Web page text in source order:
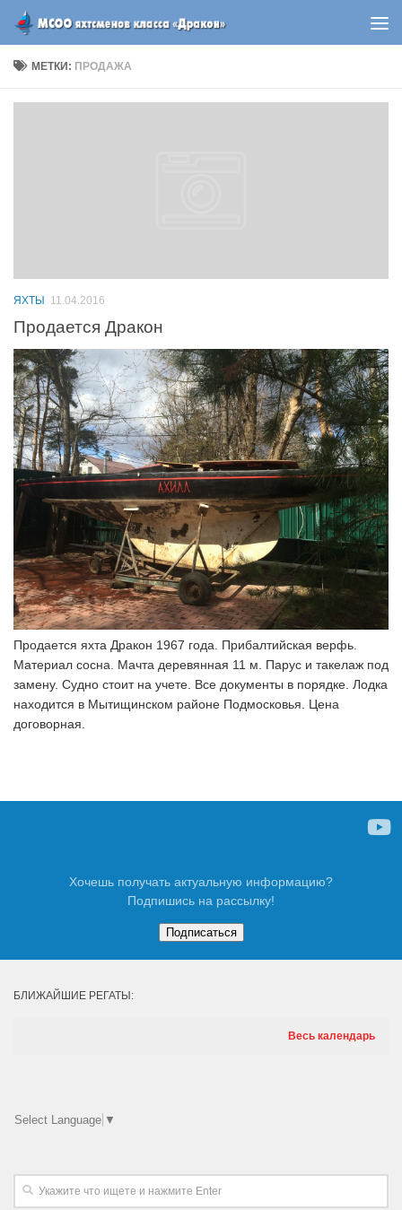
МЕТКИ: ПРОДАЖА
ЯХТЫ 11.04.2016
Продается Дракон
Продается яхта Дракон 1967 года. Прибалтийская верфь.
Материал сосна. Мачта деревянная 11 м. Парус и такелаж под
замену. Судно стоит на учете. Все документы в порядке. Лодка
находится в Мытищинском районе Подмосковья. Цена
договорная.
Хочешь получать актуальную информацию?
Подпишись на рассылку!
БЛИЖАЙШИЕ РЕГАТЫ:
Весь календарь
Select Language ▼